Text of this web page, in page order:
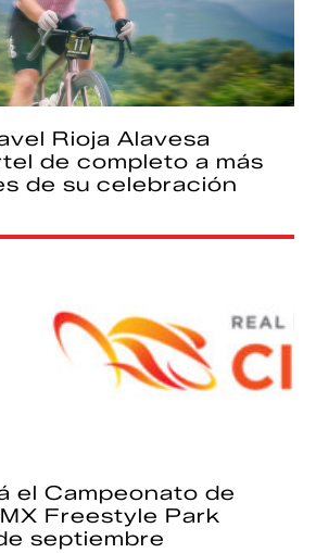
Rioja Alavesa
de completo a más
de su celebración
el Campeonato de
Freestyle Park
septiembre